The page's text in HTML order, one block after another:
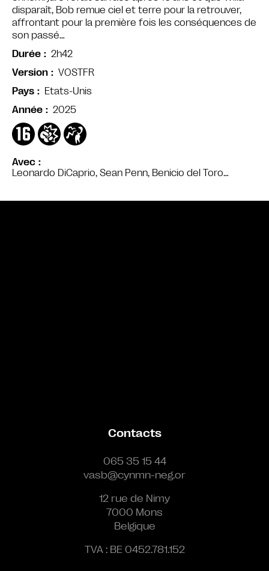
Avec
Leonardo DiCaprio, Sean Penn, Benicio del Toro…
disparaît, Bob remue ciel et terre pour la retrouver,
affrontant pour la première fois les conséquences de
son passé…
Durée
2h42
Version
VOSTFR
Pays
Etats-Unis
Année
2025
Contacts
065 35 15 44
vasb@cynmn-neg.or
12 rue de Nimy
7000 Mons
Belgique
TVA : BE 0452.781.152